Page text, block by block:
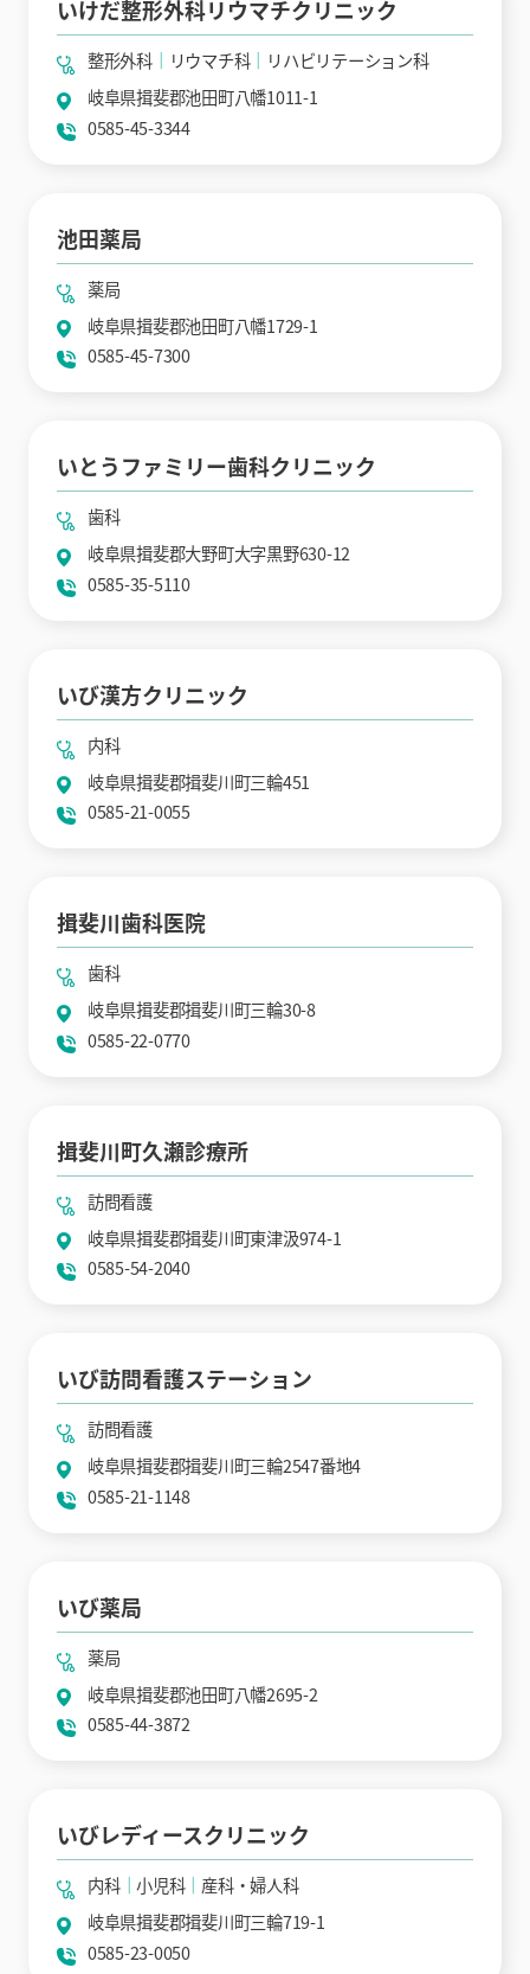
いけだ整形外科リウマチクリニック
整形外科 リウマチ科
リハビリテーション科
岐阜県揖斐郡池田町八幡1011-1
0585-45-3344
池田薬局
薬局
岐阜県揖斐郡池田町八幡1729-1
0585-45-7300
いとうファミリー歯科クリニック
歯科
岐阜県揖斐郡大野町大字黒野630-12
0585-35-5110
いび漢方クリニック
内科
岐阜県揖斐郡揖斐川町三輪451
0585-21-0055
揖斐川歯科医院
歯科
岐阜県揖斐郡揖斐川町三輪30-8
0585-22-0770
揖斐川町久瀬診療所
訪問看護
岐阜県揖斐郡揖斐川町東津汲974-1
0585-54-2040
いび訪問看護ステーション
訪問看護
岐阜県揖斐郡揖斐川町三輪2547番地4
0585-21-1148
いび薬局
薬局
岐阜県揖斐郡池田町八幡2695-2
0585-44-3872
いびレディースクリニック
内科 小児科
産科・婦人科
岐阜県揖斐郡揖斐川町三輪719-1
0585-23-0050